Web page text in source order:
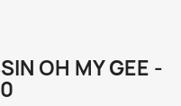
OH MY GEE -